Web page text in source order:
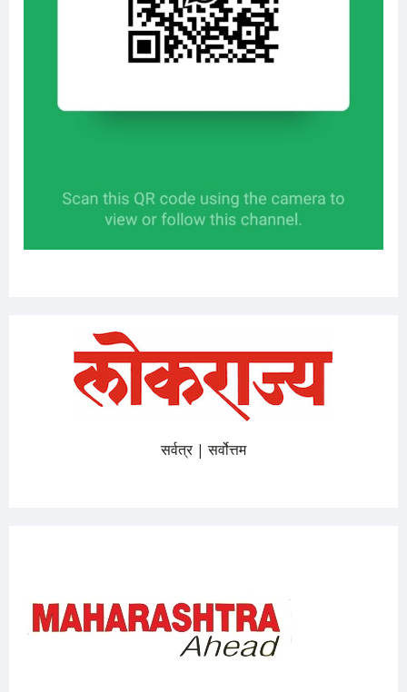
सर्वत्र | सर्वोत्तम